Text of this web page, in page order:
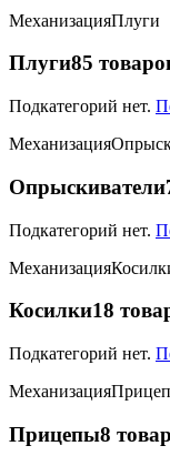
МеханизацияПлуги
Плуги85
Подкатегорий нет.
Механизация
Опрыскиватели
Подкатегорий нет.
Механизация
Косилки18
Подкатегорий нет.
Механизация
Прицепы8